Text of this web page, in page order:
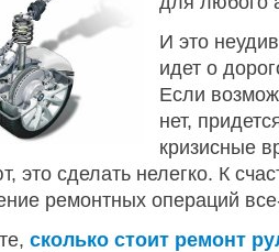
И это
идет о
Если
нет,
кризисные
это сделать нелегко. К
ремонтных операций
сколько стоит ремонт